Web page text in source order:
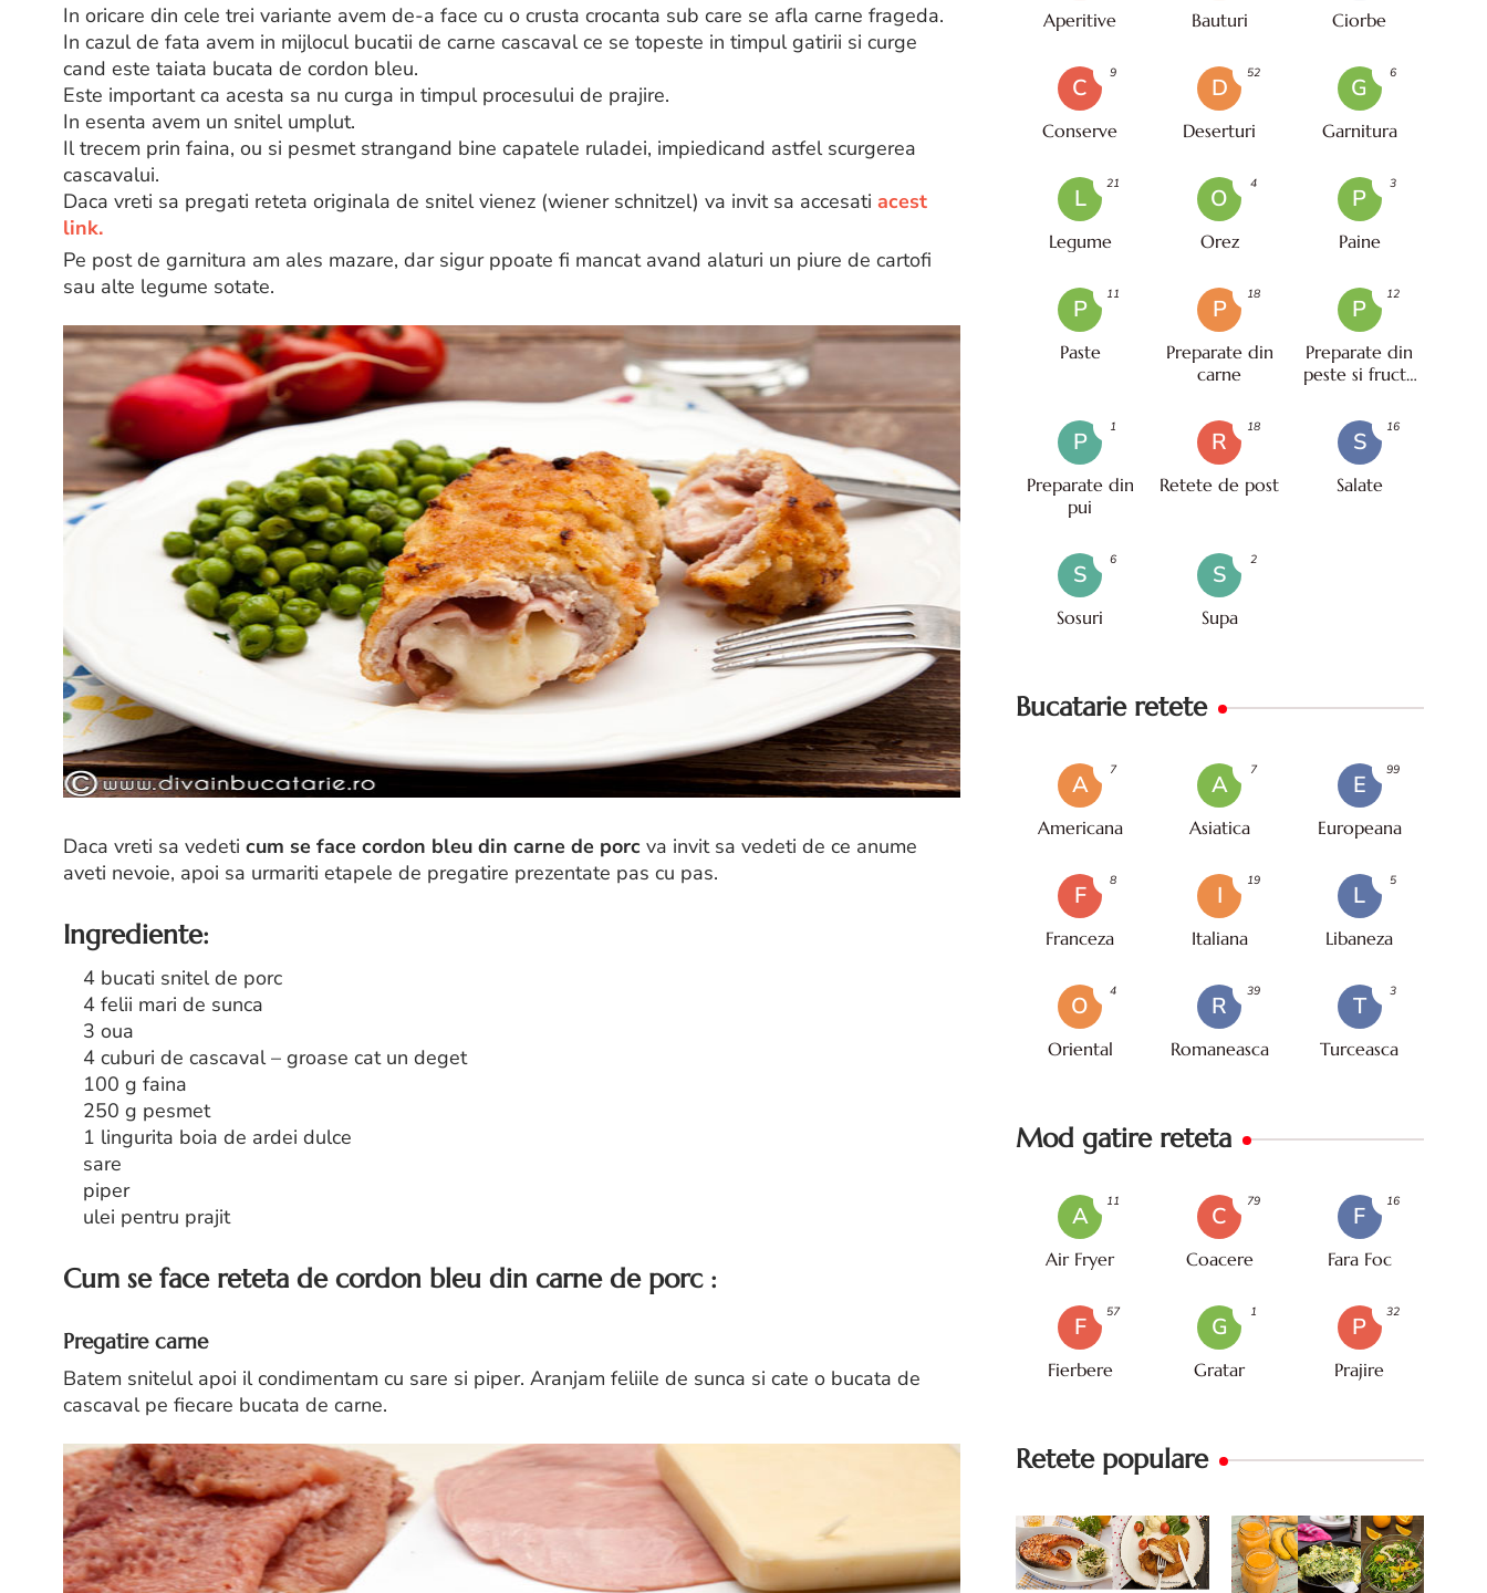
In oricare din cele trei variante avem de-a face cu o crusta crocanta sub care se afla carne frageda.
In cazul de fata avem in mijlocul bucatii de carne cascaval ce se topeste in timpul gatirii si curge
cand este taiata bucata de cordon bleu.
Este important ca acesta sa nu curga in timpul procesului de prajire.
In esenta avem un snitel umplut.
Il trecem prin faina, ou si pesmet strangand bine capatele ruladei, impiedicand astfel scurgerea
cascavalui.
Daca vreti sa pregati reteta originala de snitel vienez (wiener schnitzel) va invit sa accesati acest
link.
Pe post de garnitura am ales mazare, dar sigur ppoate fi mancat avand alaturi un piure de cartofi
sau alte legume sotate.
Daca vreti sa vedeti cum se face cordon bleu din carne de porc va invit sa vedeti de ce anume
aveti nevoie, apoi sa urmariti etapele de pregatire prezentate pas cu pas.
Ingrediente:
4 bucati snitel de porc
4 felii mari de sunca
3 oua
4 cuburi de cascaval – groase cat un deget
100 g faina
250 g pesmet
1 lingurita boia de ardei dulce
sare
piper
ulei pentru prajit
Cum se face reteta de cordon bleu din carne de porc :
Pregatire carne
Batem snitelul apoi il condimentam cu sare si piper. Aranjam feliile de sunca si cate o bucata de
cascaval pe fiecare bucata de carne.
Aperitive Bauturi Ciorbe
C
Conserve
9
D
Deserturi
52
G
Garnitura
6
L
Legume
21
O
Orez
4
P
Paine
3
P
Paste
11
P
Preparate din
carne
18
P
Preparate din
peste si fructe
12
P
Preparate din
pui
1
R
Retete de post
18
S
Salate
16
S
Sosuri
6
S
Supa
2
Bucatarie retete
A
Americana
7
A
Asiatica
7
E
Europeana
99
F
Franceza
8
I
Italiana
19
L
Libaneza
5
O
Oriental
4
R
Romaneasca
39
T
Turceasca
3
Mod gatire reteta
A
Air Fryer
11
C
Coacere
79
F
Fara Foc
16
F
Fierbere
57
G
Gratar
1
P
Prajire
32
Retete populare